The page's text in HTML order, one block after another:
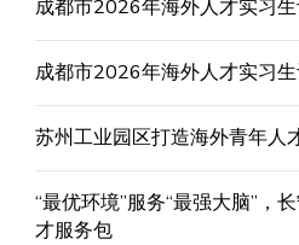
成都市2026年海外人才实习
成都市2026年海外人才实习
苏州工业园区打造海外青年人
“最优环境”服务“最强大脑”，
才服务包